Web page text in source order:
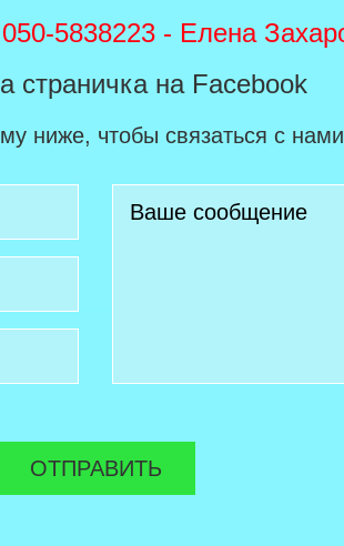
050-5838223 - Елена
страничка на Facebook
ниже, чтобы связаться с